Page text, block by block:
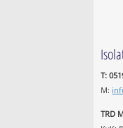
T:
M:
TRD